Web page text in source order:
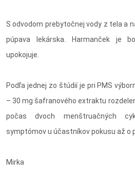
S odvodom prebytočnej vody z tela a
púpava lekárska. Harmanček je
upokojuje.
Podľa jednej zo štúdií je pri PMS
– 30 mg šafranového extraktu
počas dvoch menštruačných
symptómov u účastníkov pokusu až o
Mirka